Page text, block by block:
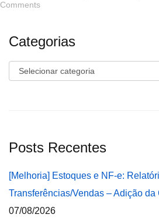
Comments
Categorias
Categorias
Posts Recentes
[Melhoria] Estoques e NF-e:
Transferências/Vendas – Adição da
07/08/2026